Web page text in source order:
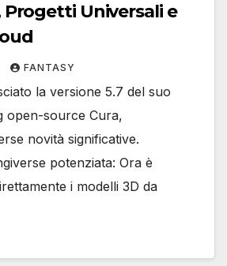
Progetti Universali e
FANTASY
la versione 5.7 del suo
open-source Cura,
novità significative.
potenziata: Ora è
i modelli 3D da